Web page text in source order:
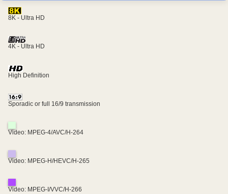
8K - Ultra HD
4K - Ultra HD
High Definition
Sporadic or full 16/9 transmission
Video: MPEG-4/AVC/H-264
Video: MPEG-H/HEVC/H-265
Video: MPEG-I/VVC/H-266